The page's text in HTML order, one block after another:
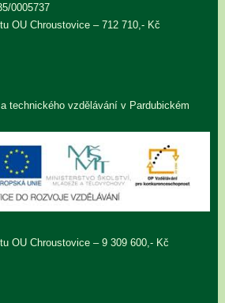
0005737
OU Chroustovice – 712 710,- Kč
technického vzdělávání v Pardubickém
OU Chroustovice – 9 309 600,- Kč